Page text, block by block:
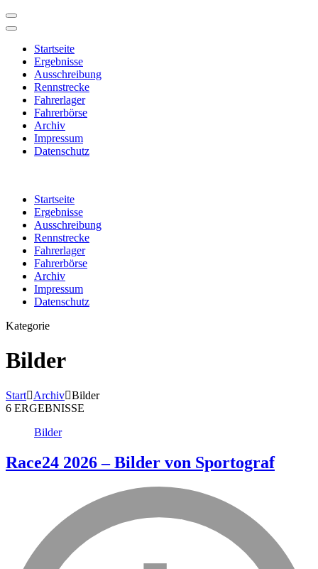
Startseite
Ergebnisse
Ausschreibung
Rennstrecke
Fahrerlager
Fahrerbörse
Archiv
Impressum
Datenschutz
springen
(Enter
drücken)
Startseite
Ergebnisse
Ausschreibung
Rennstrecke
Fahrerlager
Fahrerbörse
Archiv
Impressum
Datenschutz
Kategorie
Bilder
Start Archiv Bilder
6 ERGEBNISSE
Bilder
Race24 2026 – Bilder von Sportograf